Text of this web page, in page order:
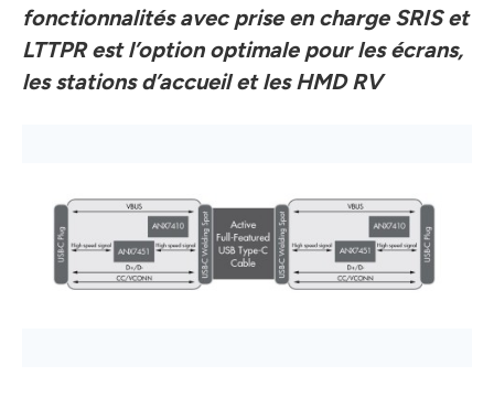
fonctionnalités avec prise en charge SRIS et
LTTPR est l’option optimale pour les écrans,
les stations d’accueil et les HMD RV